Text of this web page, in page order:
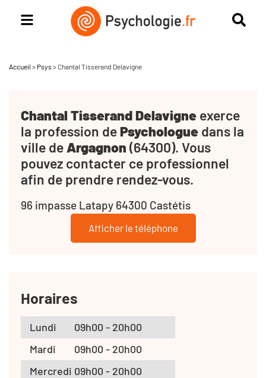
Accueil > Psys >Chantal Tisserand Delavigne
Chantal Tisserand Delavigne exerce
la profession dePsychologue dans la
ville deArgagnon (64300). Vous
pouvez contacter ce professionnel
afin de prendre rendez-vous.
96 impasse Latapy 64300 Castétis
Afficher le téléphone
Horaires
Lundi
09h00 - 20h00
Mardi
09h00 - 20h00
Mercredi 09h00 - 20h00